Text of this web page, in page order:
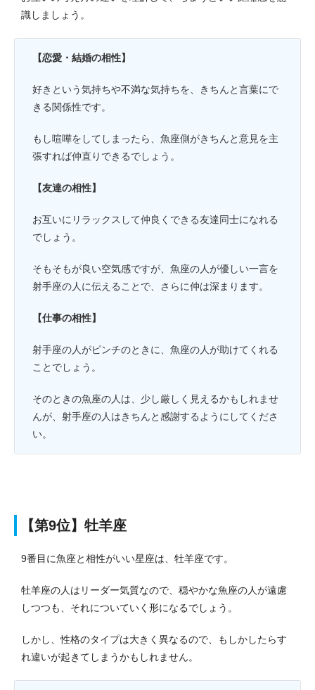
識しましょう。
【恋愛・結婚の相性】
好きという気持ちや不満な気持ちを、きちんと言葉にで
きる関係性です。
もし喧嘩をしてしまったら、魚座側がきちんと意見を主
張すれば仲直りできるでしょう。
【友達の相性】
お互いにリラックスして仲良くできる友達同士になれる
でしょう。
そもそもが良い空気感ですが、魚座の人が優しい一言を
射手座の人に伝えることで、さらに仲は深まります。
【仕事の相性】
射手座の人がピンチのときに、魚座の人が助けてくれる
ことでしょう。
そのときの魚座の人は、少し厳しく見えるかもしれませ
んが、射手座の人はきちんと感謝するようにしてくださ
い。
【第9位】牡羊座
9番目に魚座と相性がいい星座は、牡羊座です。
牡羊座の人はリーダー気質なので、穏やかな魚座の人が遠慮
しつつも、それについていく形になるでしょう。
しかし、性格のタイプは大きく異なるので、もしかしたらす
れ違いが起きてしまうかもしれません。